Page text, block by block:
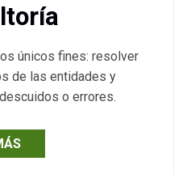
únicos fines: resolver
de las entidades y
o errores.